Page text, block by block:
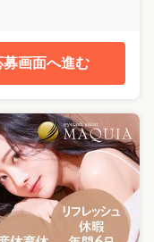
募画面へ進む